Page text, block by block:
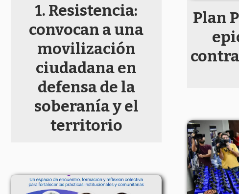
Plan
Resistencia:
convocan a una
movilización
ciudadana en
defensa de la
soberanía y el
territorio